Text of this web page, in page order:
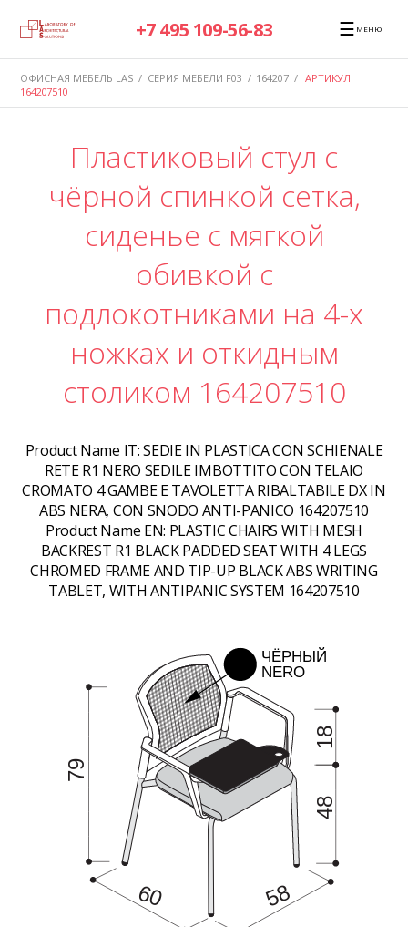
+7 495 109-56-83 ☰ МЕНЮ
ОФИСНАЯ МЕБЕЛЬ LAS / СЕРИЯ МЕБЕЛИ F03 / 164207 / АРТИКУЛ
164207510
Пластиковый стул с
чёрной спинкой сетка,
сиденье с мягкой
обивкой с
подлокотниками на 4-х
ножках и откидным
столиком 164207510
Product Name IT:SEDIE IN PLASTICA CON SCHIENALE
RETE R1 NERO SEDILE IMBOTTITO CON TELAIO
CROMATO 4 GAMBE E TAVOLETTA RIBALTABILE DX IN
ABS NERA, CON SNODO ANTI-PANICO 164207510
Product Name EN: PLASTIC CHAIRS WITH MESH
BACKREST R1 BLACK PADDED SEAT WITH 4 LEGS
CHROMED FRAME AND TIP-UP BLACK ABS WRITING
TABLET, WITH ANTIPANIC SYSTEM 164207510